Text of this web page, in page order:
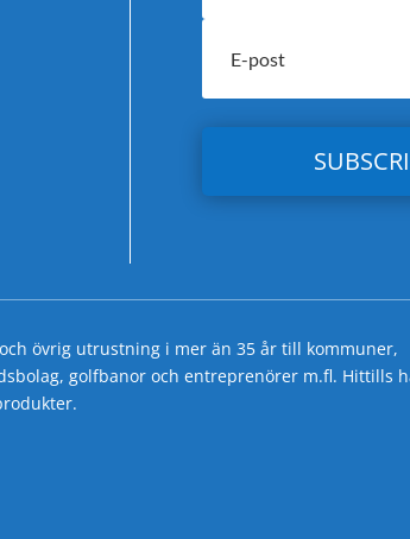
övrig utrustning i mer än 35 år till kommuner,
golfbanor och entreprenörer m.fl. Hittills